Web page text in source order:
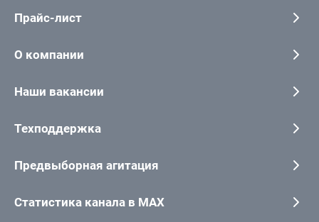
Прайс-лист
О компании
Наши вакансии
Техподдержка
Предвыборная агитация
Статистика канала в MAX